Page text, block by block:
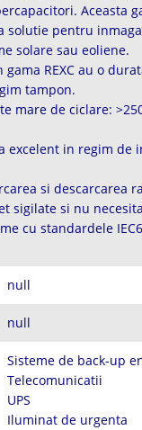
Aceasta
solutie pentru
solare sau eoliene.
REXC au o
tampon.
mare de ciclare:
excelent in regim de
si descarcarea
sigilate si nu
cu standardele
null
null
Sisteme de back-up
Telecomunicatii
UPS
Iluminat de urgenta